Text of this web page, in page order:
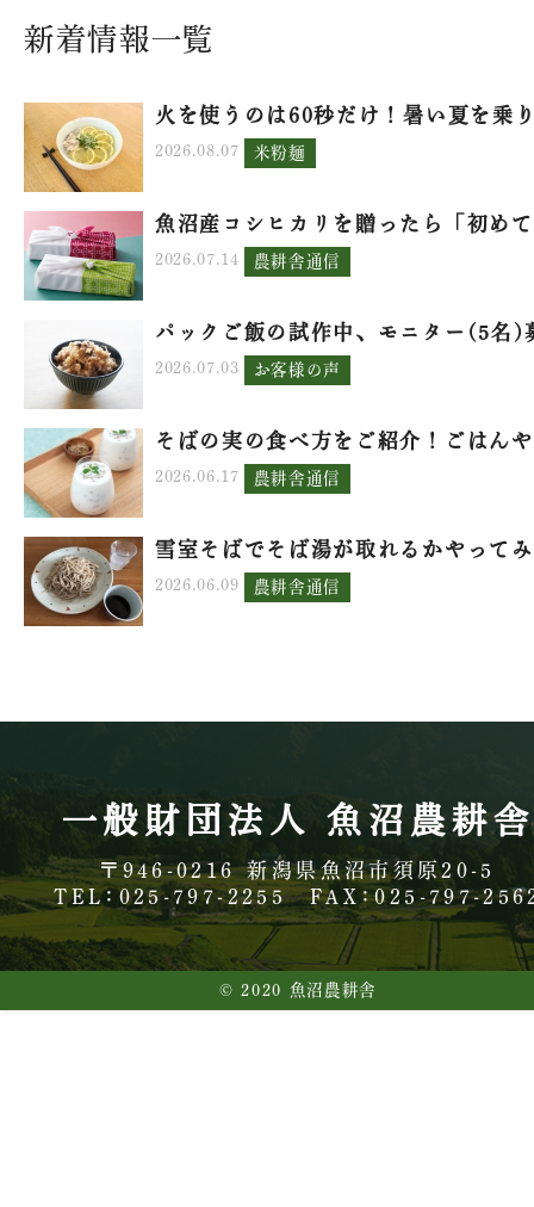
新着情報一覧
火を使うのは60秒だけ！暑い夏を乗
2026.08.07 米粉麺
魚沼産コシヒカリを贈ったら「初め
2026.07.14 農耕舎通信
パックご飯の試作中、モニター(5名)
2026.07.03 お客様の声
そばの実の食べ方をご紹介！ごはん
2026.06.17 農耕舎通信
雪室そばでそば湯が取れるかやって
2026.06.09 農耕舎通信
一般財団法人 魚沼農耕舎
〒946-0216 新潟県魚沼市須原20-5
TEL：025-797-2255
FAX：025-797-
© 2020 魚沼農耕舎